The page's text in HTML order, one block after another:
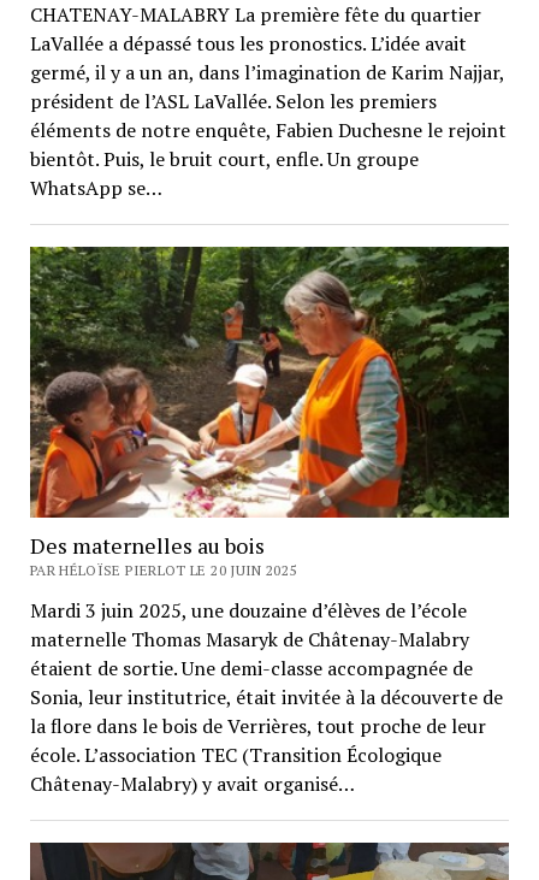
CHATENAY-MALABRY La première fête du quartier
LaVallée a dépassé tous les pronostics. L’idée avait
germé, il y a un an, dans l’imagination de Karim Najjar,
président de l’ASL LaVallée. Selon les premiers
éléments de notre enquête, Fabien Duchesne le rejoint
bientôt. Puis, le bruit court, enfle. Un groupe
WhatsApp se…
Des maternelles au bois
PAR HÉLOÏSE PIERLOT LE 20 JUIN 2025
Mardi 3 juin 2025, une douzaine d’élèves de l’école
maternelle Thomas Masaryk de Châtenay-Malabry
étaient de sortie. Une demi-classe accompagnée de
Sonia, leur institutrice, était invitée à la découverte de
la flore dans le bois de Verrières, tout proche de leur
école. L’association TEC (Transition Écologique
Châtenay-Malabry) y avait organisé…